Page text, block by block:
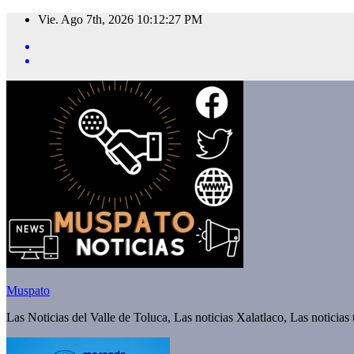
Saltar
contenido
Vie. Ago 7th, 2026 10:12:29 PM
Muspato
Las Noticias del Valle de Toluca, Las noticias Xalatlaco, Las